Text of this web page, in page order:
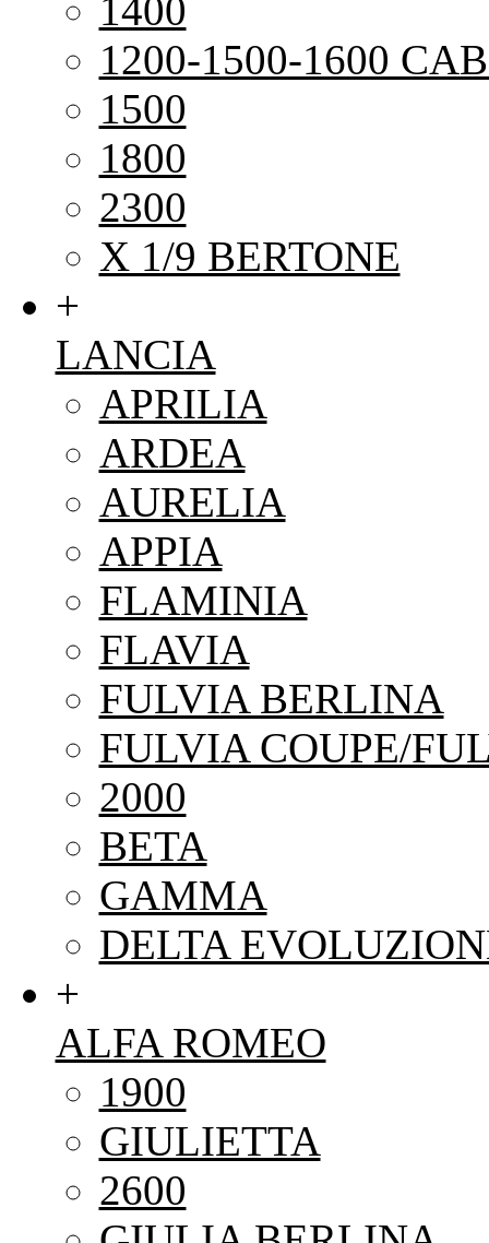
1400
1200-1500-1600
1500
1800
2300
X 1/9 BERTONE
+
LANCIA
APRILIA
ARDEA
AURELIA
APPIA
FLAMINIA
FLAVIA
FULVIA BERLINA
FULVIA COUPE/
2000
BETA
GAMMA
DELTA
+
ALFA ROMEO
1900
GIULIETTA
2600